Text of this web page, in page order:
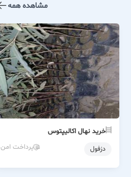
مشاهده همه
خرید نهال اکالیپتوس
دزفول
پرداخت امن